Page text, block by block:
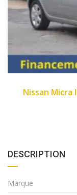
Fiat
DESCRIPTION
Marque